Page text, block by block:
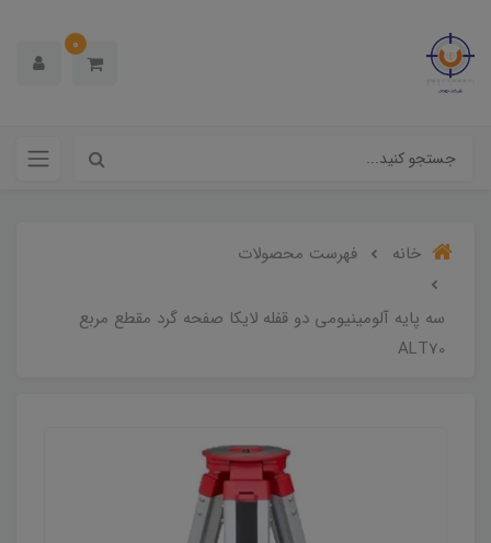
0
خانه فهرست محصولات
سه پایه آلومینیومی دو قفله لایکا صفحه گرد مقطع مربع
ALT70